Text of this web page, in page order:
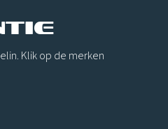
Klik op de merken